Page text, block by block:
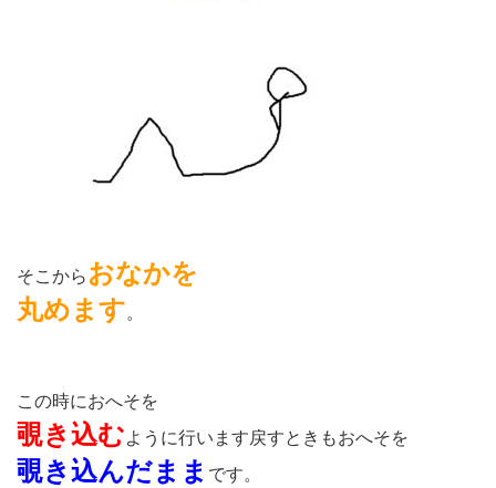
そこから おなかを
丸めます。
この時におへそを
覗き込むように行います戻すときもおへそを
覗き込んだまま です。